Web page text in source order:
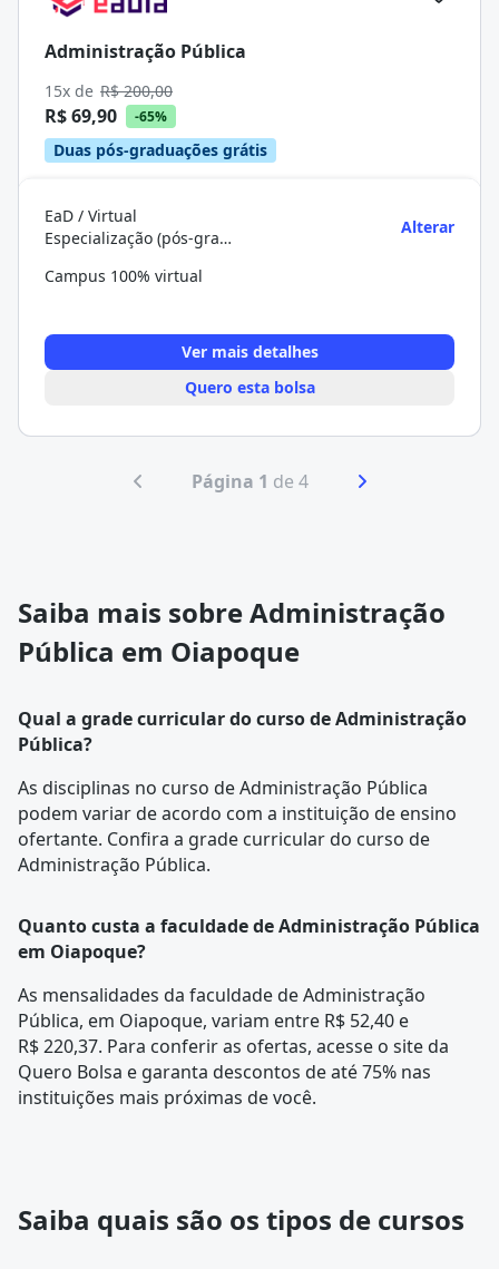
Administração Pública
15x de R$ 200,00
R$ 69,90 -65%
Duas pós-graduações grátis
EaD / Virtual
Especialização (pós-graduação)
Alterar
Campus 100% virtual
Ver mais detalhes
Quero esta bolsa
Página 1 de 4
Saiba mais sobre Administração
Pública em Oiapoque
Qual a grade curricular do curso de Administração
Pública?
As disciplinas no curso de Administração Pública
podem variar de acordo com a instituição de ensino
ofertante. Confira a grade curriculardo curso de
Administração Pública.
Quanto custa a faculdade de Administração Pública
em Oiapoque?
As mensalidades da faculdade de Administração
Pública, em Oiapoque, variam entre R$ 52,40 e
R$ 220,37. Para conferir as ofertas, acesse o site da
Quero Bolsa e garanta descontos de até 75% nas
instituições mais próximas de você.
Saiba quais são os tipos de cursos